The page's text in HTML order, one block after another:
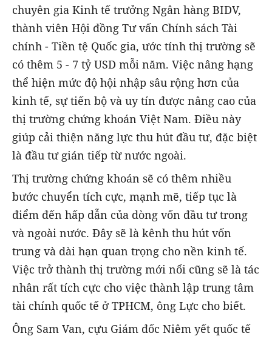
chuyên gia Kinh tế trưởng Ngân hàng BIDV,
thành viên Hội đồng Tư vấn Chính sách Tài
chính - Tiền tệ Quốc gia, ước tính thị trường sẽ
có thêm 5 - 7 tỷ USD mỗi năm. Việc nâng hạng
thể hiện mức độ hội nhập sâu rộng hơn của
kinh tế, sự tiến bộ và uy tín được nâng cao của
thị trường chứng khoán Việt Nam. Điều này
giúp cải thiện năng lực thu hút đầu tư, đặc biệt
là đầu tư gián tiếp từ nước ngoài.
Thị trường chứng khoán sẽ có thêm nhiều
bước chuyển tích cực, mạnh mẽ, tiếp tục là
điểm đến hấp dẫn của dòng vốn đầu tư trong
và ngoài nước. Đây sẽ là kênh thu hút vốn
trung và dài hạn quan trọng cho nền kinh tế.
Việc trở thành thị trường mới nổi cũng sẽ là tác
nhân rất tích cực cho việc thành lập trung tâm
tài chính quốc tế ở TPHCM, ông Lực cho biết.
Ông Sam Van, cựu Giám đốc Niêm yết quốc tế